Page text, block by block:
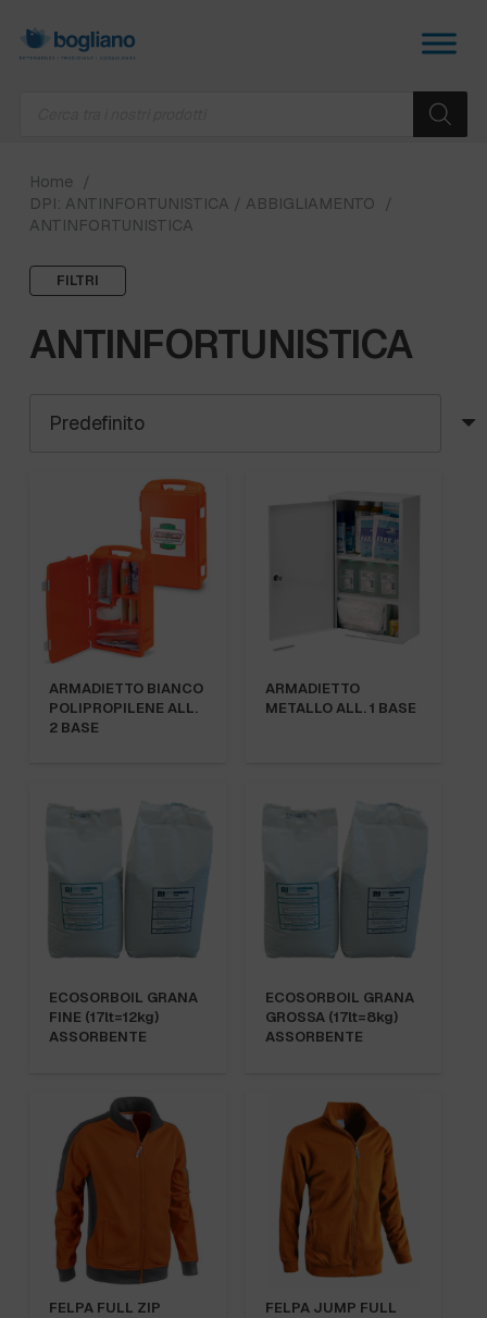
Home
/
DPI: ANTINFORTUNISTICA / ABBIGLIAMENTO
/
ANTINFORTUNISTICA
FILTRI
ANTINFORTUNISTICA
ARMADIETTO BIANCO
POLIPROPILENE ALL.
2 BASE
ARMADIETTO
METALLO ALL. 1 BASE
ECOSORBOIL GRANA
FINE (17lt=12kg)
ASSORBENTE
ECOSORBOIL GRANA
GROSSA (17lt=8kg)
ASSORBENTE
FELPA FULL ZIP
FELPA JUMP FULL